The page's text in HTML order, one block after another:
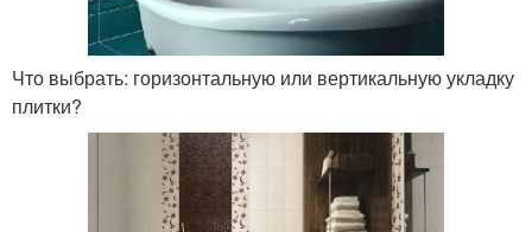
Что выбрать: горизонтальную или вертикальную укладку
плитки?